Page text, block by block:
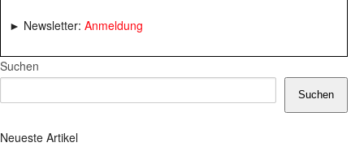
► Newsletter: Anmeldung
Suchen
Suchen
Neueste Artikel